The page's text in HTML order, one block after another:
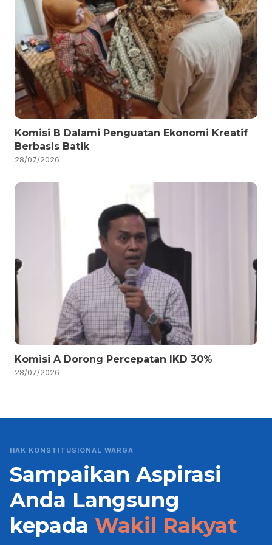
Komisi B Dalami Penguatan Ekonomi Kreatif
Berbasis Batik
28/07/2026
Komisi A Dorong Percepatan IKD 30%
28/07/2026
HAK KONSTITUSIONAL WARGA
Sampaikan Aspirasi
Anda Langsung
kepada Wakil Rakyat